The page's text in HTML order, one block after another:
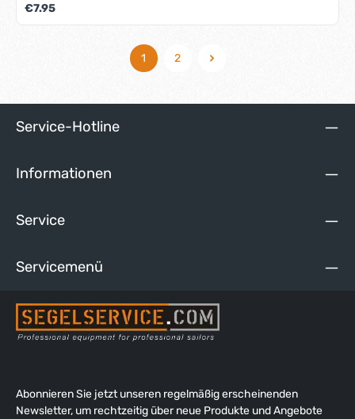
Regulärer Preis:
€7.95
Seite
1
Seite
2
Service-Hotline
Informationen
Service
Servicemenü
Abonnieren Sie jetzt unseren regelmäßig erscheinenden
Newsletter, um rechtzeitig über neue Produkte und Angebote